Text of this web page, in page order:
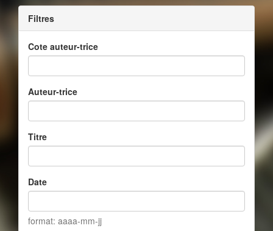
Filtres
Cote auteur-trice
Auteur-trice
Titre
Date
format: aaaa-mm-jj